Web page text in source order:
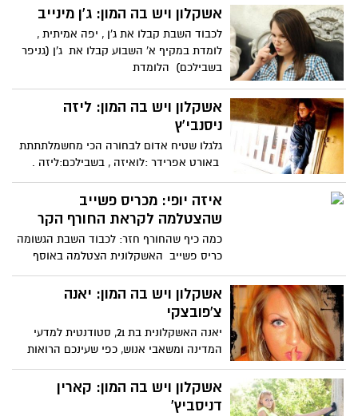
אשקלון ויש בה המון: ג'ן מינייב
לכבוד השבת קבלו את ג'ן , יפה אמיתית ,
לומדת במקיף א' השבוע קבלו את ג'ן (גניפר
בשבילכם) הלומדת
אשקלון ויש בה המון: ליזה
ניסנבי'ץ
גלגלו שטיח אדום לבחורה הכי מחשמלתתתת
באורט אפרידר :לואיזה , בשבילכם:ליזה .
היא לומדת במגמת
איזה יופי: מכריס פשייב
שהצטלמה לקראת החורף הקר
כמה כיף שהחורף חזר: לכבוד השבת הגשומה
כריס פשייב האשקלונית הצטלמה באוסף
צילומי חורף צילום: לסייה
אשקלון ויש בה המון: יאנה
צ'פובצקי
יאנה האשקלונית בת 21, סטודנטית למדעי
המדינה ומשאבי אנוש, כפי שעינכם הרואות
יאנה התברכה בכל טוב
אשקלון ויש בה המון: קארין
דניסביץ'